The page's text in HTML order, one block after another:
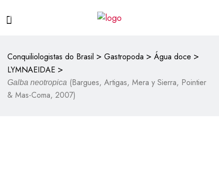
Conquiliologistas do Brasil > Gastropoda > Água doce >
LYMNAEIDAE >
Galba neotropica (Bargues, Artigas, Mera y Sierra, Pointier
& Mas-Coma, 2007)